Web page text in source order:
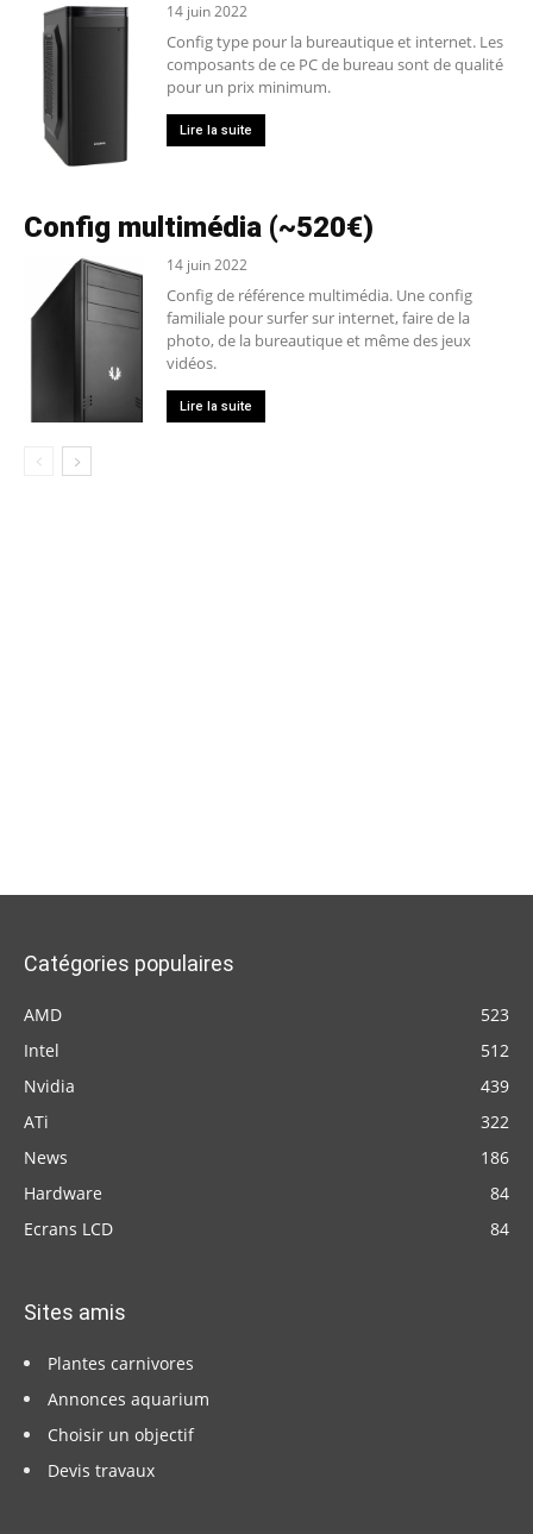
14 juin 2022
Config type pour la bureautique et internet. Les
composants de ce PC de bureau sont de qualité
pour un prix minimum.
Lire la suite
Config multimédia (~520€)
14 juin 2022
Config de référence multimédia. Une config
familiale pour surfer sur internet, faire de la
photo, de la bureautique et même des jeux
vidéos.
Lire la suite
Catégories populaires
AMD
523
Intel
512
Nvidia
439
ATi
322
News
186
Hardware
84
Ecrans LCD
84
Sites amis
Plantes carnivores
Annonces aquarium
Choisir un objectif
Devis travaux